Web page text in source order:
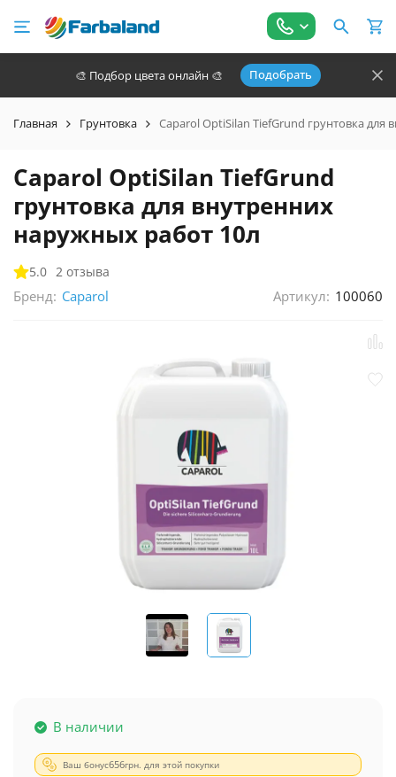
🎨 Подбор цвета онлайн 🎨 Подобрать
Главная Грунтовка Caparol OptiSilan TiefGrund грунтовка для
Caparol OptiSilan TiefGrund
грунтовка для внутренних
наружных работ 10л
5.0 2 отзыва
Бренд: Caparol Артикул: 100060
В наличии
Ваш бонус656грн. для этой покупки